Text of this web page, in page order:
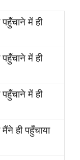
में ही
में ही
में ही
ही पहुँचाया